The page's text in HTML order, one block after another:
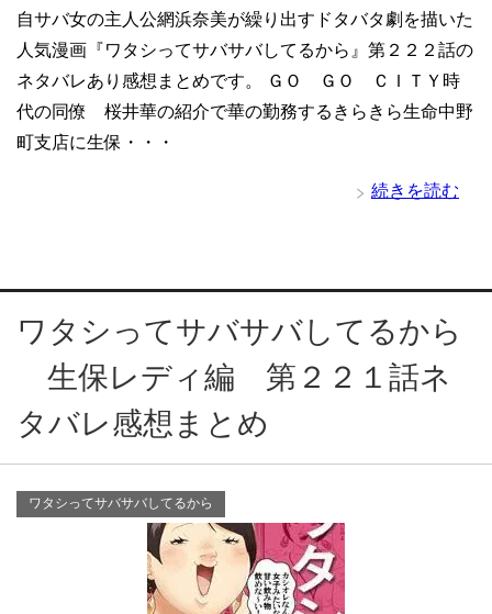
自サバ女の主人公網浜奈美が繰り出すドタバタ劇を描いた
人気漫画『ワタシってサバサバしてるから』第２２２話の
ネタバレあり感想まとめです。 ＧＯ ＧＯ ＣＩＴＹ時
代の同僚 桜井華の紹介で華の勤務するきらきら生命中野
町支店に生保・・・
続きを読む
ワタシってサバサバしてるから
生保レディ編 第２２１話ネ
タバレ感想まとめ
ワタシってサバサバしてるから